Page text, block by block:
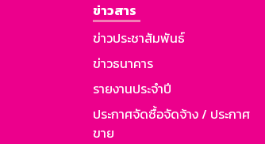
ข่าวสาร
ข่าวประชาสัมพันธ์
ข่าวธนาคาร
รายงานประจำปี
ประกาศจัดซื้อจัดจ้าง / ประกาศ
ขาย